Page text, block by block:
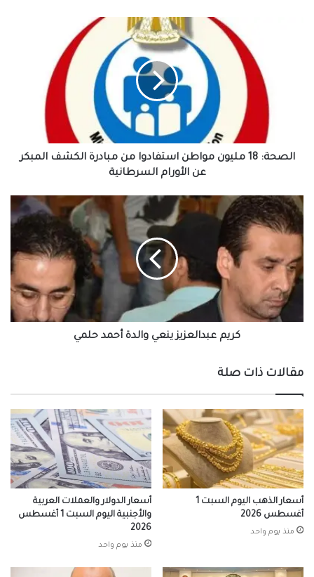
الصحة: 18 مليون مواطن استفادوا من مبادرة الكشف المبكر
عن الأورام السرطانية
كريم
عبدالعزيز
ينعي
والدة
أحمد
حلمي
كريم عبدالعزيز ينعي والدة أحمد حلمي
مقالات ذات صلة
أسعار الذهب اليوم السبت 1
أغسطس 2026
منذ يوم واحد
أسعار الدولار والعملات العربية
والأجنبية اليوم السبت 1 أغسطس
2026
منذ يوم واحد